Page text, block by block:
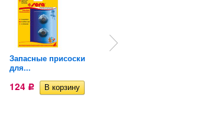
Запасные присоски
для...
124 Р